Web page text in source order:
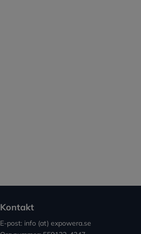
Kontakt
E-post: info (at) expowera.se